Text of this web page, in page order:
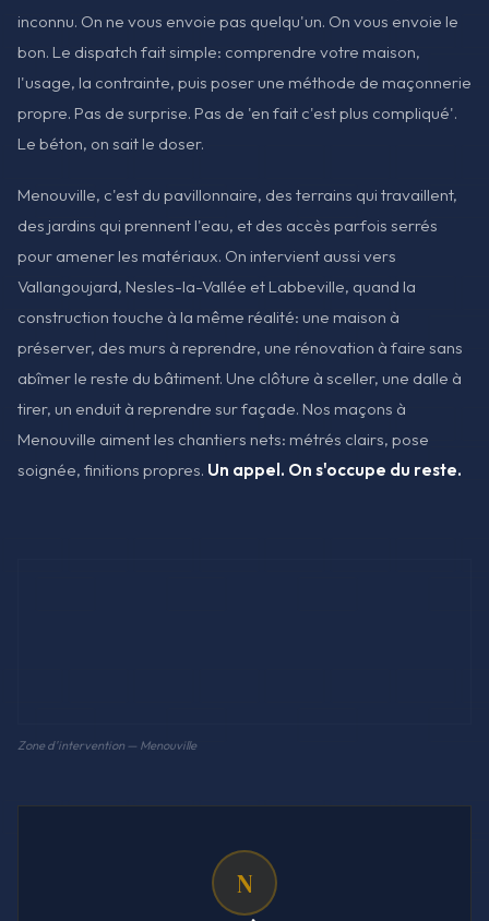
inconnu. On ne vous envoie pas quelqu'un. On vous envoie le
bon. Le dispatch fait simple: comprendre votre maison,
l'usage, la contrainte, puis poser une méthode de maçonnerie
propre. Pas de surprise. Pas de 'en fait c'est plus compliqué'.
Le béton, on sait le doser.
Menouville, c'est du pavillonnaire, des terrains qui travaillent,
des jardins qui prennent l'eau, et des accès parfois serrés
pour amener les matériaux. On intervient aussi vers
Vallangoujard, Nesles-la-Vallée et Labbeville, quand la
construction touche à la même réalité: une maison à
préserver, des murs à reprendre, une rénovation à faire sans
abîmer le reste du bâtiment. Une clôture à sceller, une dalle à
tirer, un enduit à reprendre sur façade. Nos maçons à
Menouville aiment les chantiers nets: métrés clairs, pose
soignée, finitions propres. Un appel. On s'occupe du reste.
Zone d'intervention — Menouville
N